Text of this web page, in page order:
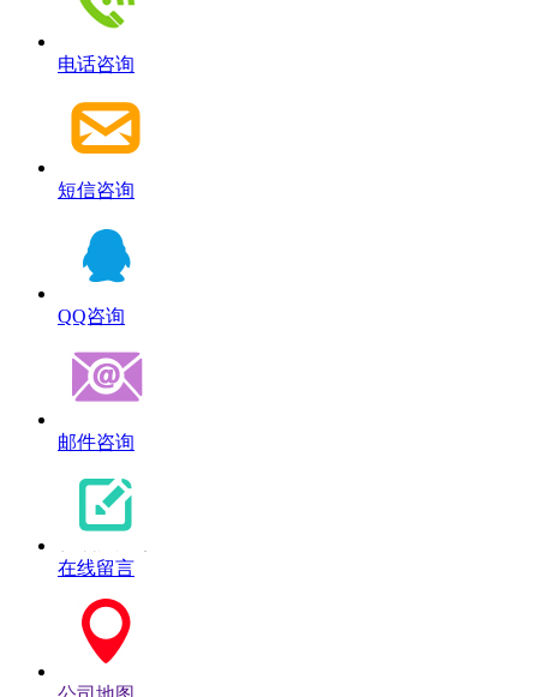
电话咨询
短信咨询
QQ咨询
邮件咨询
在线留言